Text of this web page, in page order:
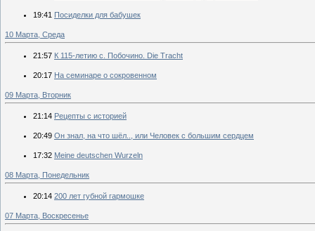
19:41 Посиделки для бабушек
10 Марта, Среда
21:57 К 115-летию с. Побочино. Die Tracht
20:17 На семинаре о сокровенном
09 Марта, Вторник
21:14 Рецепты с историей
20:49 Он знал, на что шёл.., или Человек с большим сердцем
17:32 Meine deutschen Wurzeln
08 Марта, Понедельник
20:14 200 лет губной гармошке
07 Марта, Воскресенье